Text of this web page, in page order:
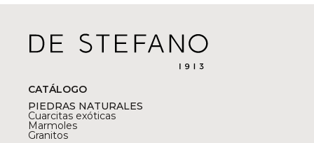
CATÁLOGO
PIEDRAS NATURALES
Cuarcitas exóticas
Marmoles
Granitos